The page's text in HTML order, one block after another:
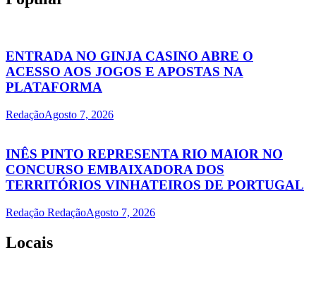
ENTRADA NO GINJA CASINO ABRE O
ACESSO AOS JOGOS E APOSTAS NA
PLATAFORMA
RedaçãoAgosto 7, 2026
INÊS PINTO REPRESENTA RIO MAIOR NO
CONCURSO EMBAIXADORA DOS
TERRITÓRIOS VINHATEIROS DE PORTUGAL
Redação RedaçãoAgosto 7, 2026
Locais